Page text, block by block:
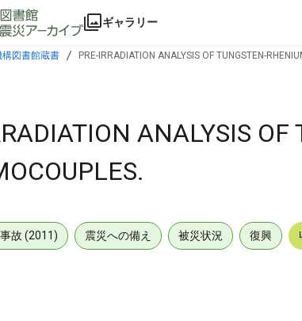
ギャラリー
構図書館蔵書 PRE-IRRADIATION ANALYSIS OF TUNGSTEN-
ANALYSIS
故 (2011) 震災への備え 被災状況 復興